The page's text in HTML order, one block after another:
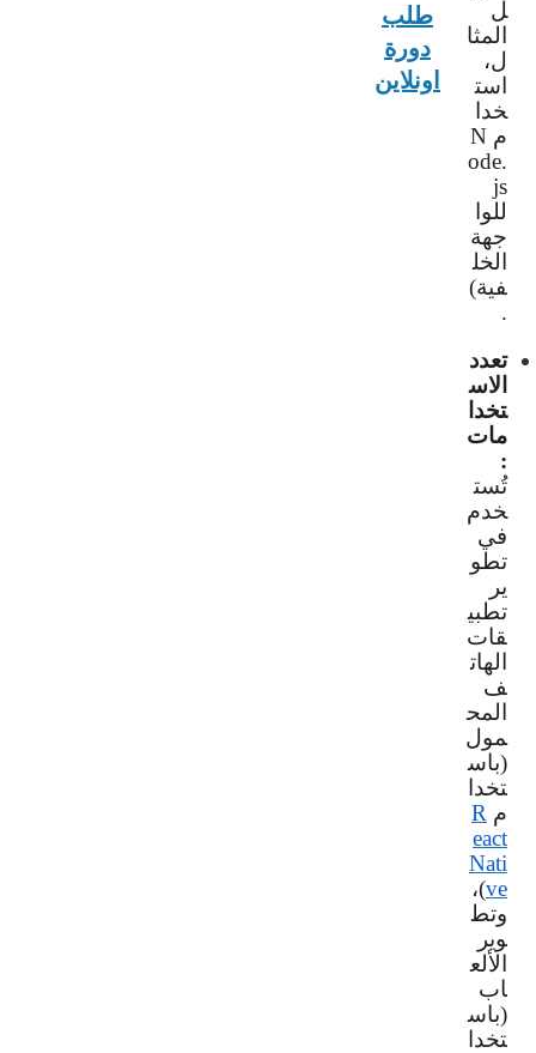
المثا
ل،
است
خدا
N
ode.
للوا
جهة
الخل
فية)
تعدد
الاس
تخدا
مات
تُست
خدم
في
تطو
تطبي
قات
الهات
ف
المح
مول
(باس
تخدا
R
eact
Nati
ve)،
وتط
وير
الألع
اب
(باس
تخدا
طلب
دورة
اونلاين